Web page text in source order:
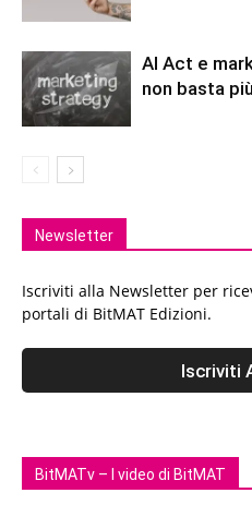
AI Act e
non basta
Newsletter
Iscriviti alla Newsletter per
portali di BitMAT Edizioni.
BitMATv – I video di BitMAT